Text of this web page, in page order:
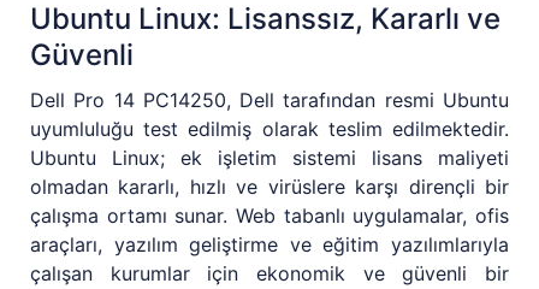
Ubuntu Linux: Lisanssız, Kararlı ve
Güvenli
Dell Pro 14 PC14250, Dell tarafından resmi Ubuntu
uyumluluğu test edilmiş olarak teslim edilmektedir.
Ubuntu Linux; ek işletim sistemi lisans maliyeti
olmadan kararlı, hızlı ve virüslere karşı dirençli bir
çalışma ortamı sunar. Web tabanlı uygulamalar, ofis
araçları, yazılım geliştirme ve eğitim yazılımlarıyla
çalışan kurumlar için ekonomik ve güvenli bir